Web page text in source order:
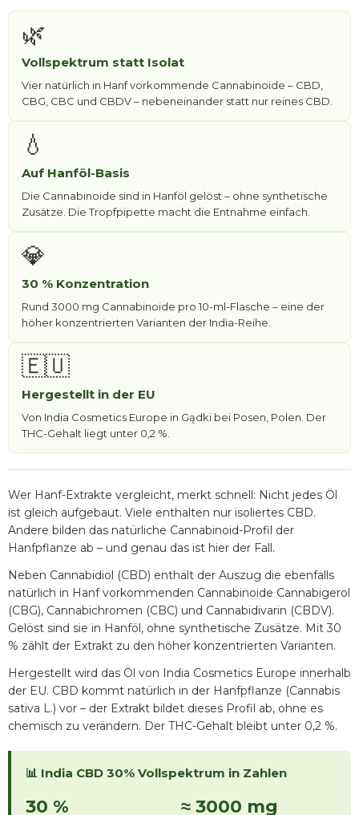
🌿
Vollspektrum statt Isolat
Vier natürlich in Hanf vorkommende Cannabinoide – CBD,
CBG, CBC und CBDV – nebeneinander statt nur reines CBD.
💧
Auf Hanföl-Basis
Die Cannabinoide sind in Hanföl gelöst – ohne synthetische
Zusätze. Die Tropfpipette macht die Entnahme einfach.
💎
30 % Konzentration
Rund 3000 mg Cannabinoide pro 10-ml-Flasche – eine der
höher konzentrierten Varianten der India-Reihe.
🇪🇺
Hergestellt in der EU
Von India Cosmetics Europe in Gądki bei Posen, Polen. Der
THC-Gehalt liegt unter 0,2 %.
Wer Hanf-Extrakte vergleicht, merkt schnell: Nicht jedes Öl
ist gleich aufgebaut. Viele enthalten nur isoliertes CBD.
Andere bilden das natürliche Cannabinoid-Profil der
Hanfpflanze ab – und genau das ist hier der Fall.
Neben Cannabidiol (CBD) enthält der Auszug die ebenfalls
natürlich in Hanf vorkommenden Cannabinoide Cannabigerol
(CBG), Cannabichromen (CBC) und Cannabidivarin (CBDV).
Gelöst sind sie in Hanföl, ohne synthetische Zusätze. Mit 30
% zählt der Extrakt zu den höher konzentrierten Varianten.
Hergestellt wird das Öl von India Cosmetics Europe innerhalb
der EU. CBD kommt natürlich in der Hanfpflanze (Cannabis
sativa L.) vor – der Extrakt bildet dieses Profil ab, ohne es
chemisch zu verändern. Der THC-Gehalt bleibt unter 0,2 %.
📊 India CBD 30% Vollspektrum in Zahlen
30 % ≈ 3000 mg